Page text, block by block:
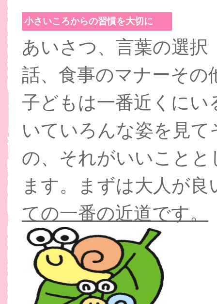
小さいころからの習慣を大切に
あいさつ、言葉の選
話、食事のマナーその
子どもは一番近くに
いていろんな姿を見
の、それがいいこと
ます。まずは大人が
ての一番の近道です。